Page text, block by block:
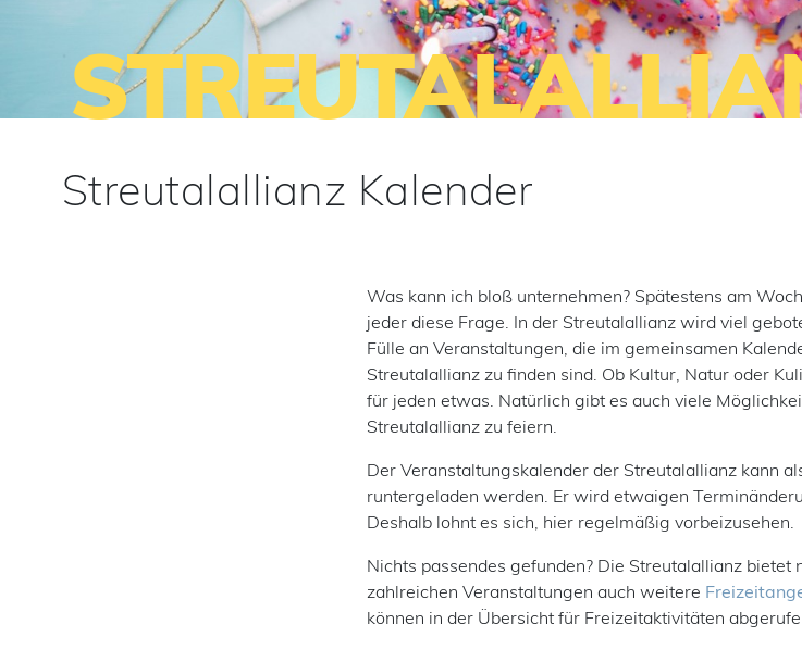
Streutalallianz Kalender
Was kann ich bloß unternehmen? Spätestens am
jeder diese Frage. In der Streutalallianz wird viel
Fülle an Veranstaltungen, die im gemeinsamen
Streutalallianz zu finden sind. Ob Kultur, Natur oder
für jeden etwas. Natürlich gibt es auch viele
Streutalallianz zu feiern.
Der Veranstaltungskalender der Streutalallianz kann
runtergeladen werden. Er wird etwaigen
Deshalb lohnt es sich, hier regelmäßig vorbeizusehen.
Nichts passendes gefunden? Die Streutalallianz bietet
zahlreichen Veranstaltungen auch weitere
können in der Übersicht für Freizeitaktivitäten